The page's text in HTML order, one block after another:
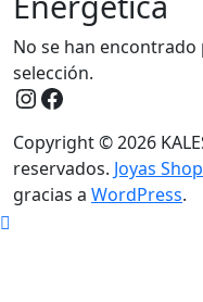
No se han
selección.
Instagram
Facebook
Copyright © 2026
reservados. Joyas Shop
gracias a WordPress.